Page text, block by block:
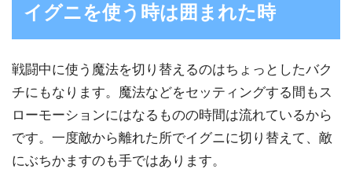
イグニを使う時は囲まれた時
戦闘中に使う魔法を切り替えるのはちょっとしたバク
チにもなります。魔法などをセッティングする間もス
ローモーションにはなるものの時間は流れているから
です。一度敵から離れた所でイグニに切り替えて、敵
にぶちかますのも手ではあります。